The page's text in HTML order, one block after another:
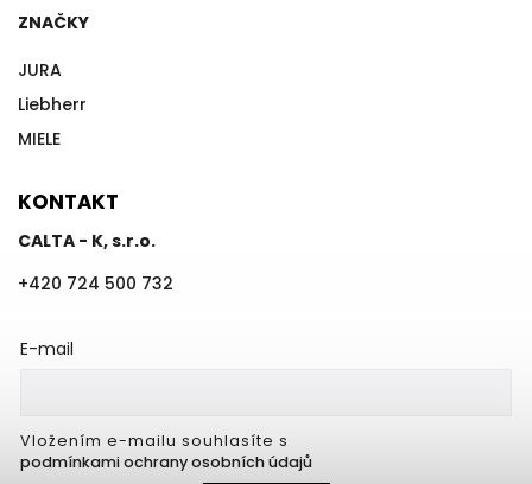
ZNAČKY
JURA
Liebherr
MIELE
KONTAKT
CALTA - K, s.r.o.
+420 724 500 732
E-mail
Vložením e-mailu souhlasíte s
podmínkami ochrany osobních údajů